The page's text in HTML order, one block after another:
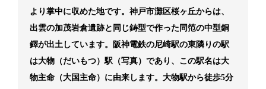
より掌中に収めた地です。神戸市灘区桜ヶ丘からは、
出雲の加茂岩倉遺跡と同じ鋳型で作った同笵の中型銅
鐸が出土しています。阪神電鉄の尼崎駅の東隣りの駅
は大物（だいもつ）駅（写真）であり、この駅名は大
物主命（大国主命）に由来します。大物駅から徒歩5分